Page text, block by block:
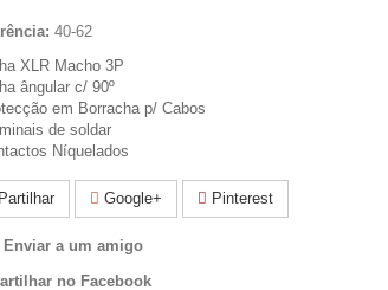
40-62
XLR Macho 3P
ângular c/ 90º
em Borracha p/ Cabos
de soldar
Níquelados
Partilhar Google+ Pinterest
Enviar a um amigo
no Facebook